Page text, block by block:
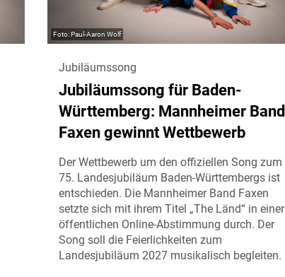
Paul-Aaron Wolf
Jubiläumssong
Jubiläumssong für Baden-
Württemberg: Mannheimer Band
Faxen gewinnt Wettbewerb
Der Wettbewerb um den offiziellen Song zum
75. Landesjubiläum Baden-Württembergs ist
entschieden. Die Mannheimer Band Faxen
setzte sich mit ihrem Titel „The Länd“ in einer
öffentlichen Online-Abstimmung durch. Der
Song soll die Feierlichkeiten zum
Landesjubiläum 2027 musikalisch begleiten.